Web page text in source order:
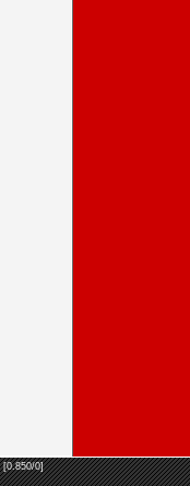
[0.850/0]